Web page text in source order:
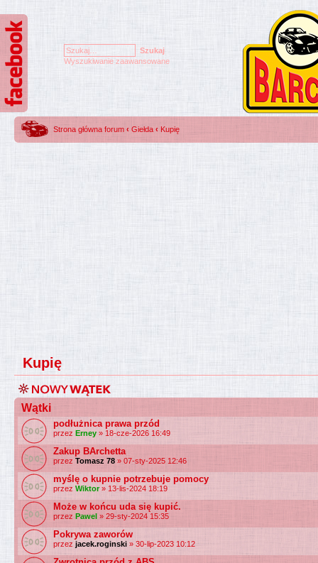
Wyszukiwanie zaawansowane
Strona główna forum ‹ Giełda ‹ Kupię
Kupię
Wątki
podłużnica prawa przód
przez Erney » 18-cze-2026 16:49
Zakup BArchetta
przez Tomasz 78 » 07-sty-2025 12:46
myślę o kupnie potrzebuje pomocy
przez Wiktor» 13-lis-2024 18:19
Może w końcu uda się kupić.
przez Pawel » 29-sty-2024 15:35
Pokrywa zaworów
przez jacek.roginski » 30-lip-2023 10:12